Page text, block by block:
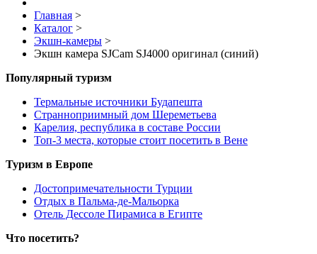
Главная >
Каталог >
Экшн-камеры >
Экшн камера SJCam SJ4000 оригинал (синий)
Популярный туризм
Термальные источники Будапешта
Странноприимный дом Шереметьева
Карелия, республика в составе России
Топ-3 места, которые стоит посетить в Вене
Туризм в Европе
Достопримечательности Турции
Отдых в Пальма-де-Мальорка
Отель Дессоле Пирамиса в Египте
Что посетить?